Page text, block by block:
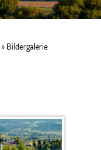
» Bildergalerie